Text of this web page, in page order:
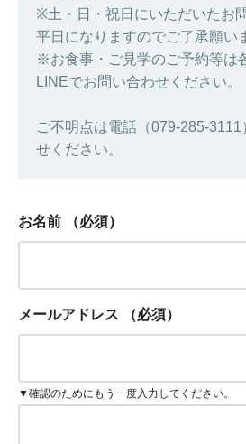
※土・日・祝日にいただいたお
平日になりますのでご了承願い
※お食事・ご見学のご予約等は
LINEでお問い合わせください。
ご不明点は電話（079-285-
せください。
お名前 （必須）
メールアドレス （必須）
▼確認のためにもう一度入力してください。